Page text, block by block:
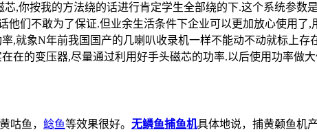
,你按我的方法绕的话进行肯定学生全部绕的下.这个系统参数
他们不敢为了保证.但业余生活条件下企业可以更加放心使用
,就象N年前我国国产的几喇叭收录机一样不能动不动就标上
在的变压器,尽量通过利用好手头磁芯的功率.以后使用功率做
咕鱼， 鲶鱼等效果很好。 无鳞鱼捕鱼机具体地说，捕黄颡鱼机